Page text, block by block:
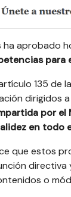
ha aprobado
para
135 de
dirigidos
por
en todo
que estos
o